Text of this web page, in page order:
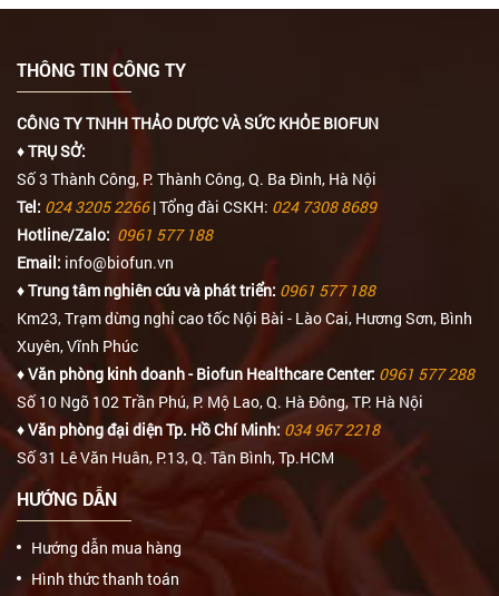
THÔNG TIN CÔNG TY
CÔNG TY TNHH THẢO DƯỢC VÀ SỨC KHỎE BIOFUN
♦ TRỤ SỞ:
Số 3 Thành Công, P. Thành Công, Q. Ba Đình, Hà Nội
Tel: 024 3205 2266| Tổng đài CSKH: 024 7308 8689
Hotline/Zalo: 0961 577 188
Email: info@biofun.vn
♦ Trung tâm nghiên cứu và phát triển: 0961 577 188
Km23, Trạm dừng nghỉ cao tốc Nội Bài - Lào Cai, Hương Sơn, Bình
Xuyên, Vĩnh Phúc
♦ Văn phòng kinh doanh - Biofun Healthcare Center: 0961 577 288
Số 10 Ngõ 102 Trần Phú, P. Mộ Lao, Q. Hà Đông, TP. Hà Nội
♦ Văn phòng đại diện Tp. Hồ Chí Minh: 034 967 2218
Số 31 Lê Văn Huân, P.13, Q. Tân Bình, Tp.HCM
HƯỚNG DẪN
Hướng dẫn mua hàng
Hình thức thanh toán